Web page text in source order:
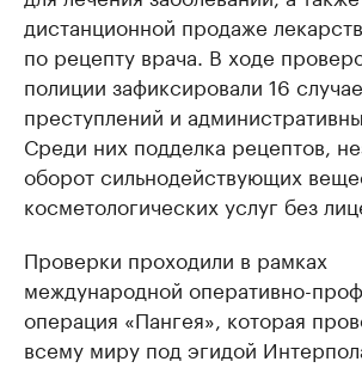
дистанционной продаже
по рецепту врача. В ходе
полиции зафиксировали 16
преступлений и
Среди них подделка рецептов,
оборот сильнодействующих
косметологических услуг без
Проверки проходили в рамках
международной оперативно-
операция «Пангея», которая
всему миру под эгидой